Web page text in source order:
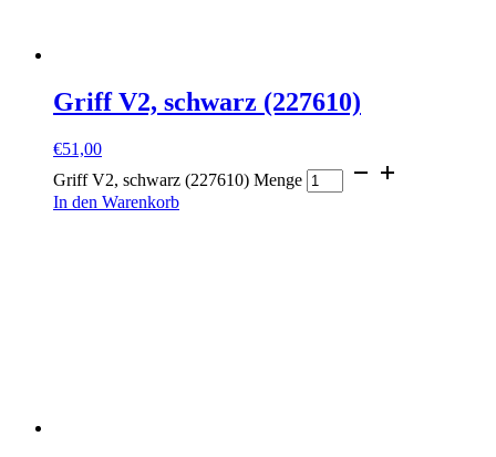
Griff V2, schwarz (227610)
€51,00
Griff V2, schwarz (227610) Menge
In den Warenkorb